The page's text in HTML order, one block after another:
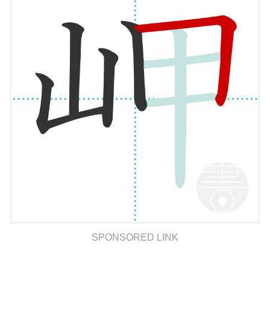
SPONSORED LINK